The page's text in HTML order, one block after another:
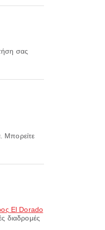
El Dorado
διαδρομές